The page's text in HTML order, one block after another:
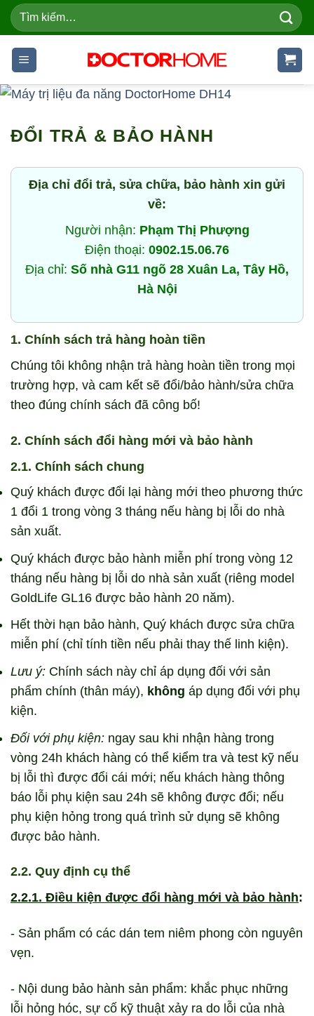
Skip
content
Tìm
kiếm:
ĐỔI TRẢ & BẢO HÀNH
Địa chỉ đổi trả, sửa chữa, bảo hành xin gửi
về:
Người nhận: Phạm Thị Phượng
Điện thoại: 0902.15.06.76
Địa chỉ: Số nhà G11 ngõ 28 Xuân La, Tây Hồ,
Hà Nội
1. Chính sách trả hàng hoàn tiền
Chúng tôi không nhận trả hàng hoàn tiền trong mọi
trường hợp, và cam kết sẽ đổi/bảo hành/sửa chữa
theo đúng chính sách đã công bố!
2. Chính sách đổi hàng mới và bảo hành
2.1. Chính sách chung
Quý khách được đổi lại hàng mới theo phương thức
1 đổi 1 trong vòng 3 tháng nếu hàng bị lỗi do nhà
sản xuất.
Quý khách được bảo hành miễn phí trong vòng 12
tháng nếu hàng bị lỗi do nhà sản xuất (riêng model
GoldLife GL16 được bảo hành 20 năm).
Hết thời hạn bảo hành, Quý khách được sửa chữa
miễn phí (chỉ tính tiền nếu phải thay thế linh kiện).
Lưu ý: Chính sách này chỉ áp dụng đối với sản
phẩm chính (thân máy), không áp dụng đối với phụ
kiện.
Đối với phụ kiện: ngay sau khi nhận hàng trong
vòng 24h khách hàng có thể kiểm tra và test kỹ nếu
bị lỗi thì được đổi cái mới; nếu khách hàng thông
báo lỗi phụ kiện sau 24h sẽ không được đổi; nếu
phụ kiện hỏng trong quá trình sử dụng sẽ không
được bảo hành.
2.2. Quy định cụ thể
2.2.1. Điều kiện được đổi hàng mới và bảo hành:
- Sản phẩm có các dán tem niêm phong còn nguyên
vẹn.
- Nội dung bảo hành sản phẩm: khắc phục những
lỗi hỏng hóc, sự cố kỹ thuật xảy ra do lỗi của nhà